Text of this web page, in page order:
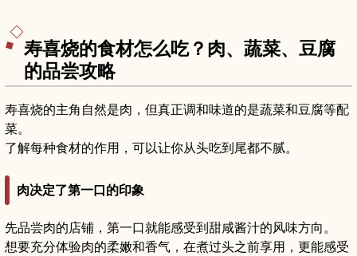
寿喜烧的食材怎么吃？肉、蔬菜、豆腐
的品尝攻略
寿喜烧的主角自然是肉，但真正调和味道的是蔬菜和豆腐等配
菜。
了解每种食材的作用，可以让你从头吃到尾都不腻。
肉决定了第一口的印象
先品尝肉的店铺，第一口就能感受到甜咸酱汁的风味方向。
想要充分体验肉的柔嫩和香气，在煮过头之前享用，更能感受